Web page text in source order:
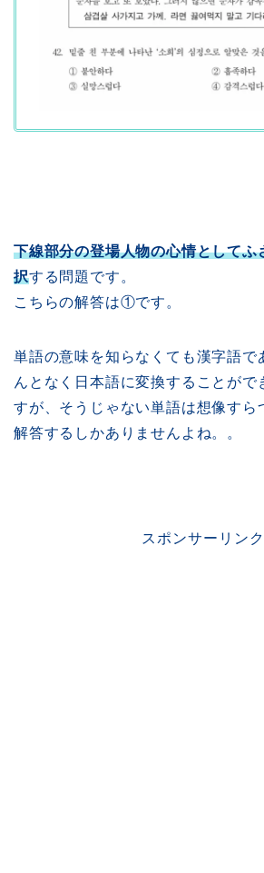
下線部分の登場人物の心情としてふ
択する問題です。
こちらの解答は①です。
単語の意味を知らなくても漢字語で
んとなく日本語に変換することがで
すが、そうじゃない単語は想像すら
解答するしかありませんよね。。
スポンサーリンク